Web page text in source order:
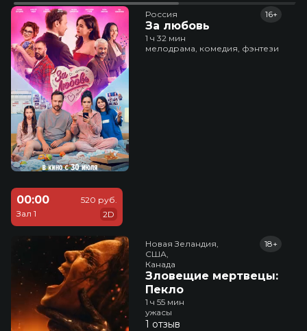
Россия
За любовь
16+
1 ч 32 мин
мелодрама, комедия, фэнтези
00:00
Зал 1
520 руб.
2D
Новая Зеландия,
США,
Канада
Зловещие мертвецы:
Пекло
18+
1 ч 55 мин
ужасы
1 отзыв